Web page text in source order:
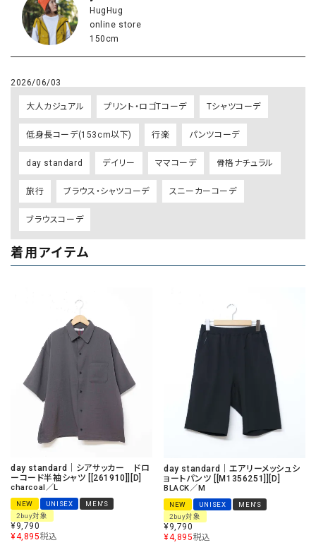
HugHug
online store
150cm
2026/06/03
大人カジュアル プリント・ロゴTコーデ Tシャツコーデ
低身長コーデ(153cm以下) 行楽 パンツコーデ
day standard デイリー ママコーデ 骨格ナチュラル
旅行 ブラウス・シャツコーデ スニーカーコーデ
ブラウスコーデ
着用アイテム
day standard｜シアサッカー ドロ
ーコード半袖シャツ [[261910]][D]
charcoal／L
NEW UNISEX
MEN'S
2buy対象
¥9,790
¥4,895税込
day standard｜エアリーメッシュシ
ョートパンツ [[M1356251]][D]
BLACK／M
NEW UNISEX
MEN'S
2buy対象
¥9,790
¥4,895税込